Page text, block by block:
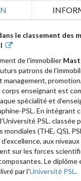
le classement des
de l'immobilier
patrons de
management,
corps enseignant est
spécialité et
PSL. En intégrant
PSL. classée
(THE, QS),
aux
sur les forces
Le diplôme
par l’Université PSL .